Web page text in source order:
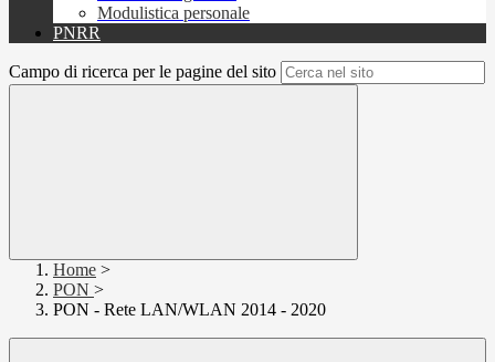
Modulistica personale
PNRR
Campo di ricerca per le pagine del sito
Home >
PON >
PON - Rete LAN/WLAN 2014 - 2020